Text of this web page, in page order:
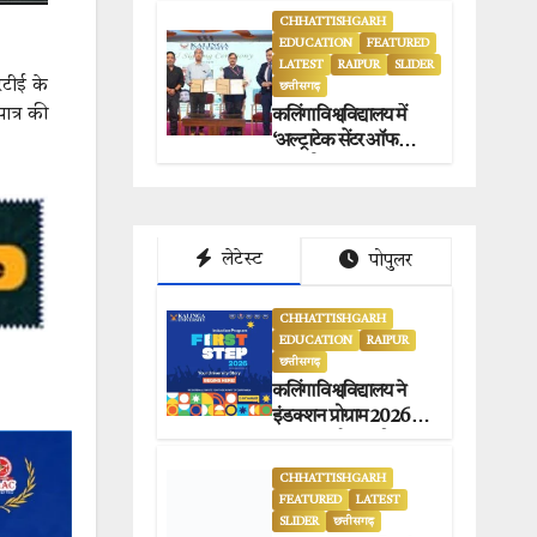
के
की
CHHATTISHGARH
EDUCATION
FEATURED
LATEST
RAIPUR
SLIDER
छत्तीसगढ़
कलिंगा विश्वविद्यालय में
‘अल्ट्राटेक सेंटर ऑफ
लेटेस्ट पोपुलर
CHHATTISHGARH
EDUCATION
RAIPUR
छत्तीसगढ़
कलिंगा विश्वविद्यालय ने
इंडक्शन प्रोग्राम 2026 का
किया.
CHHATTISHGARH
FEATURED
LATEST
SLIDER
छत्तीसगढ़